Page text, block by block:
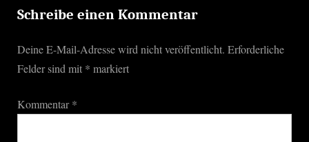
o
t
:
Schreibe einen Kommentar
Deine E-Mail-Adresse wird nicht veröffentlicht. Erforderliche
Felder sind mit * markiert
Kommentar*